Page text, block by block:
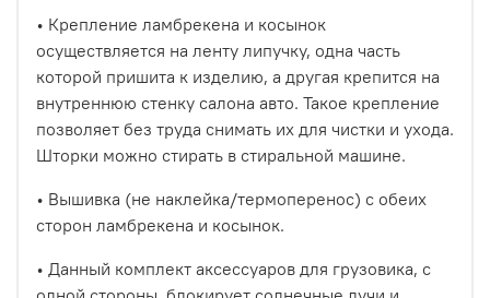
• Крепление ламбрекена и косынок
осуществляется на ленту липучку, одна часть
которой пришита к изделию, а другая крепится на
внутреннюю стенку салона авто. Такое крепление
позволяет без труда снимать их для чистки и ухода.
Шторки можно стирать в стиральной машине.
• Вышивка (не наклейка/термоперенос) с обеих
сторон ламбрекена и косынок.
• Данный комплект аксессуаров для грузовика, с